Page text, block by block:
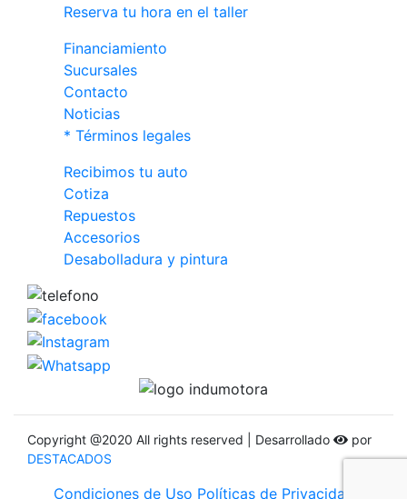
Reserva tu hora en el taller
Financiamiento
Sucursales
Contacto
Noticias
* Términos legales
Recibimos tu auto
Cotiza
Repuestos
Accesorios
Desabolladura y pintura
Copyright @2020 All rights reserved | Desarrollado
por
DESTACADOS
Condiciones de Uso Políticas de Privacidad